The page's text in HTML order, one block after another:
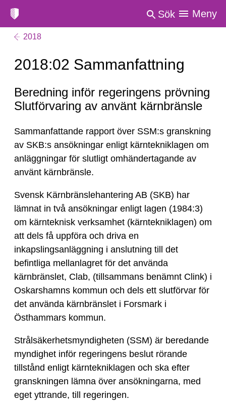
Sök Meny
2018
2018:02 Sammanfattning
Beredning inför regeringens prövning
Slutförvaring av använt kärnbränsle
Sammanfattande rapport över SSM:s granskning
av SKB:s ansökningar enligt kärntekniklagen om
anläggningar för slutligt omhändertagande av
använt kärnbränsle.
Svensk Kärnbränslehantering AB (SKB) har
lämnat in två ansökningar enligt lagen (1984:3)
om kärnteknisk verksamhet (kärntekniklagen) om
att dels få uppföra och driva en
inkapslingsanläggning i anslutning till det
befintliga mellanlagret för det använda
kärnbränslet, Clab, (tillsammans benämnt Clink) i
Oskarshamns kommun och dels ett slutförvar för
det använda kärnbränslet i Forsmark i
Östhammars kommun.
Strålsäkerhetsmyndigheten (SSM) är beredande
myndighet inför regeringens beslut rörande
tillstånd enligt kärntekniklagen och ska efter
granskningen lämna över ansökningarna, med
eget yttrande, till regeringen.